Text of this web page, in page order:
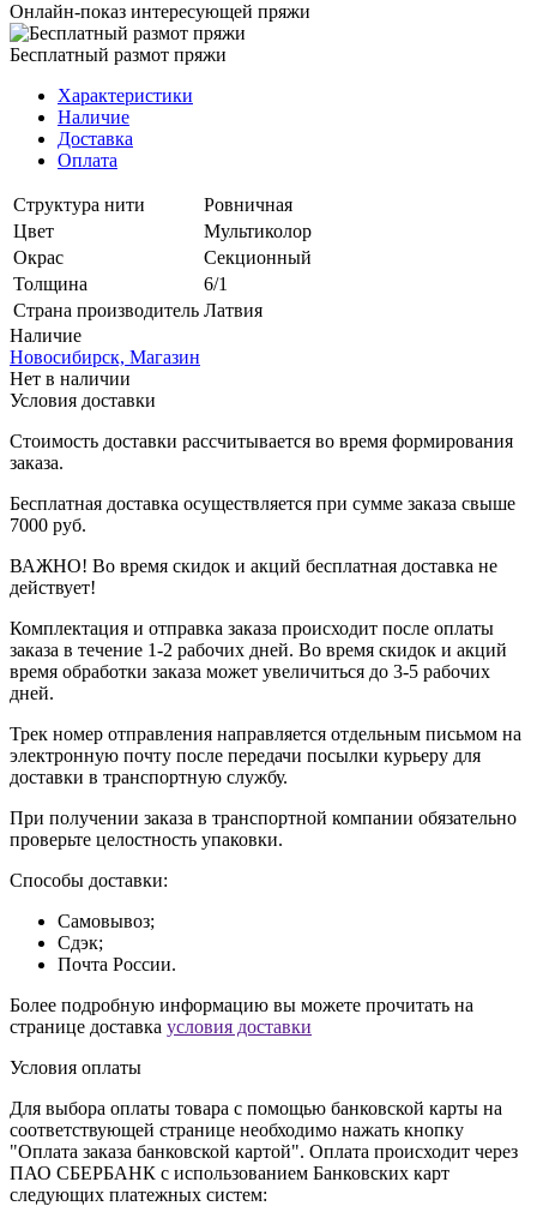
Онлайн-показ интересующей пряжи
Бесплатный размот пряжи
Характеристики
Наличие
Доставка
Оплата
Структура нити
Ровничная
Цвет
Мультиколор
Окрас
Секционный
Толщина
6/1
Страна производитель Латвия
Наличие
Новосибирск, Магазин
Нет в наличии
Условия доставки
Стоимость доставки рассчитывается во время формирования
заказа.
Бесплатная доставка осуществляется при сумме заказа свыше
7000 руб.
ВАЖНО! Во время скидок и акций бесплатная доставка не
действует!
Комплектация и отправка заказа происходит после оплаты
заказа в течение 1-2 рабочих дней. Во время скидок и акций
время обработки заказа может увеличиться до 3-5 рабочих
дней.
Трек номер отправления направляется отдельным письмом на
электронную почту после передачи посылки курьеру для
доставки в транспортную службу.
При получении заказа в транспортной компании обязательно
проверьте целостность упаковки.
Способы доставки:
Самовывоз;
Сдэк;
Почта России.
Более подробную информацию вы можете прочитать на
странице доставка условия доставки
Условия оплаты
Для выбора оплаты товара с помощью банковской карты на
соответствующей странице необходимо нажать кнопку
"Оплата заказа банковской картой". Оплата происходит через
ПАО СБЕРБАНК с использованием Банковских карт
следующих платежных систем: